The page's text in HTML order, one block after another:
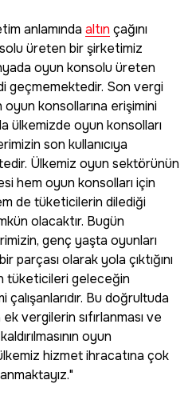
anlamında altın çağını
üreten bir şirketimiz
oyun konsolu üreten
geçmemektedir. Son vergi
konsollarına erişimini
ülkemizde oyun konsolları
son kullanıcıya
Ülkemiz oyun sektörünün
hem oyun konsolları için
de tüketicilerin dilediği
olacaktır. Bugün
genç yaşta oyunları
olarak yola çıktığını
tüketicileri geleceğin
Bu doğrultuda
vergilerin sıfırlanması ve
oyun
hizmet ihracatına çok